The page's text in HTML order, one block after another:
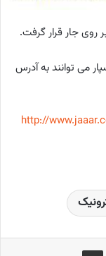
جار قرار گرفت.
می توانند به آدرس
http://